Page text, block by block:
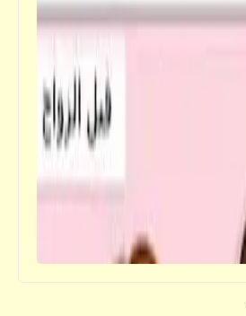
أجمل 20 هدفاً في 2021 .. أحلاهم لـ"محمد